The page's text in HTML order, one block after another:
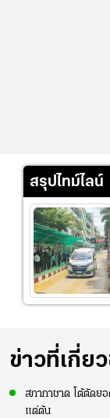
สรุปไทม์ไลน์
ข่าวที่เกี่ย
สภากาชาด โต้ตัดย
แต่ต้น